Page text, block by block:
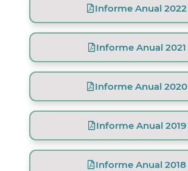
Informe Anual 2022
Informe Anual 2021
Informe Anual 2020
Informe Anual 2019
Informe Anual 2018